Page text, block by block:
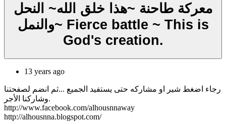
معركة طاحنة ~هذا خلق الله~ النحل
والنمل~ Fierce battle ~ This is
God's creation.
13 years ago
رجاء اضغط شير او مشاركه حتى يستفيد الجميع ...ثم انضم لصفحتنا
وشاركنا الأجر.
http://www.facebook.com/alhousnnaway
http://alhousnna.blogspot.com/